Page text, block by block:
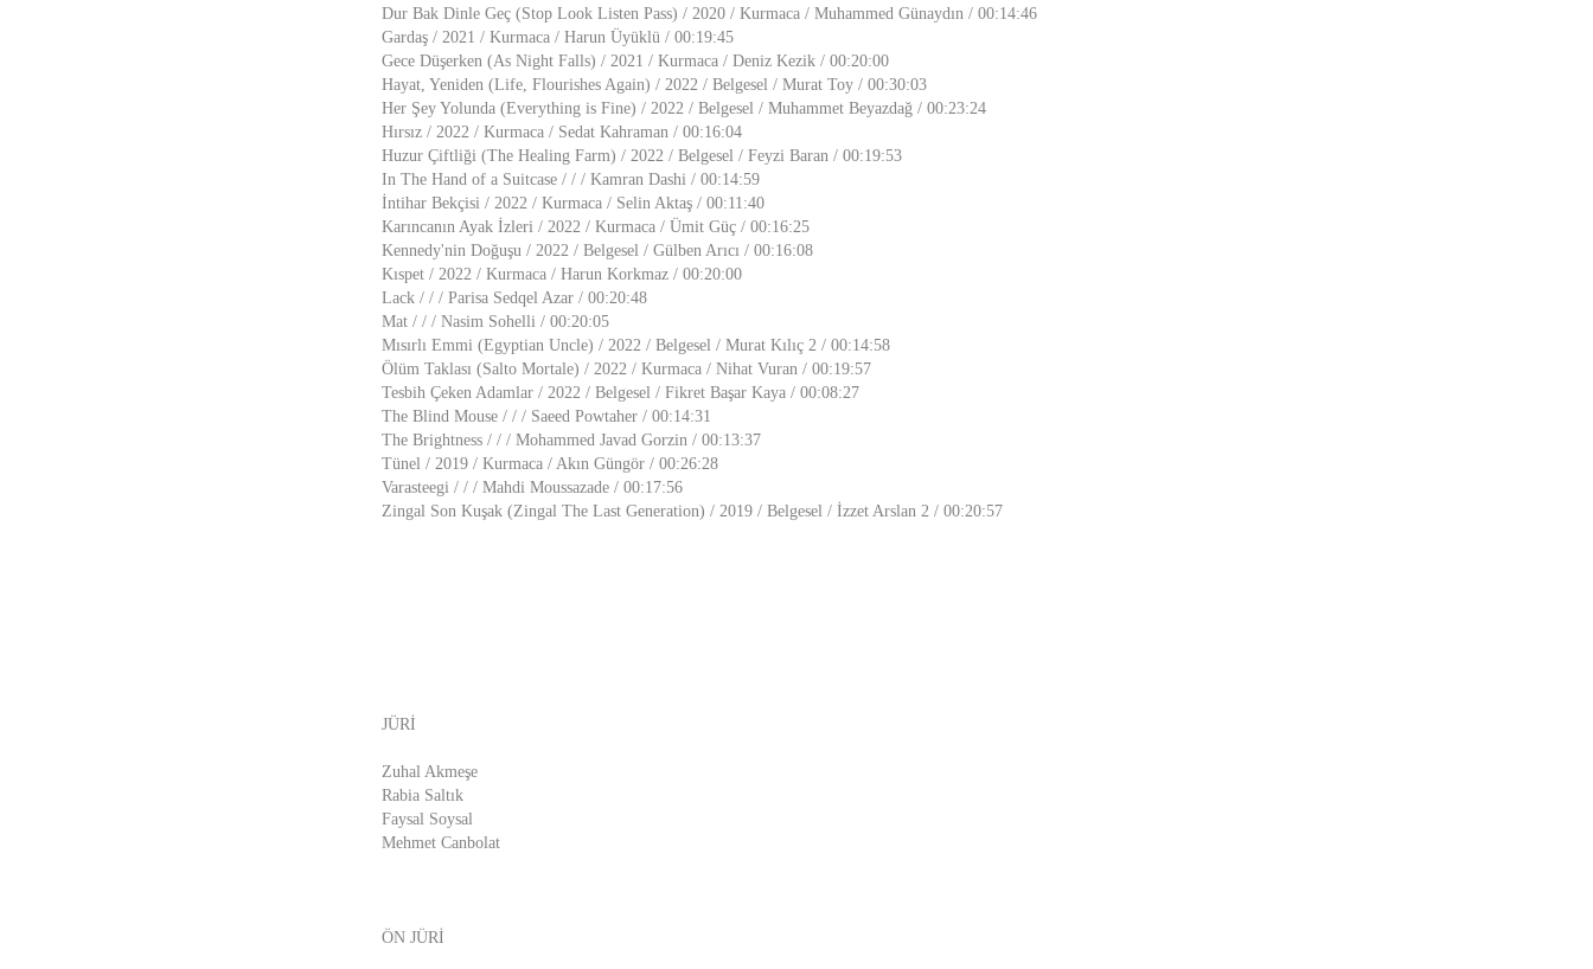
Dur Bak Dinle Geç (Stop Look Listen Pass) / 2020 / Kurmaca / Muhammed Günaydın / 00:14:46
Gardaş / 2021 / Kurmaca / Harun Üyüklü / 00:19:45
Gece Düşerken (As Night Falls) / 2021 / Kurmaca / Deniz Kezik / 00:20:00
Hayat, Yeniden (Life, Flourishes Again) / 2022 / Belgesel / Murat Toy / 00:30:03
Her Şey Yolunda (Everything is Fine) / 2022 / Belgesel / Muhammet Beyazdağ / 00:23:24
Hırsız / 2022 / Kurmaca / Sedat Kahraman / 00:16:04
Huzur Çiftliği (The Healing Farm) / 2022 / Belgesel / Feyzi Baran / 00:19:53
In The Hand of a Suitcase / / / Kamran Dashi / 00:14:59
İntihar Bekçisi / 2022 / Kurmaca / Selin Aktaş / 00:11:40
Karıncanın Ayak İzleri / 2022 / Kurmaca / Ümit Güç / 00:16:25
Kennedy'nin Doğuşu / 2022 / Belgesel / Gülben Arıcı / 00:16:08
Kıspet / 2022 / Kurmaca / Harun Korkmaz / 00:20:00
Lack / / / Parisa Sedqel Azar / 00:20:48
Mat / / / Nasim Sohelli / 00:20:05
Mısırlı Emmi (Egyptian Uncle) / 2022 / Belgesel / Murat Kılıç 2 / 00:14:58
Ölüm Taklası (Salto Mortale) / 2022 / Kurmaca / Nihat Vuran / 00:19:57
Tesbih Çeken Adamlar / 2022 / Belgesel / Fikret Başar Kaya / 00:08:27
The Blind Mouse / / / Saeed Powtaher / 00:14:31
The Brightness / / / Mohammed Javad Gorzin / 00:13:37
Tünel / 2019 / Kurmaca / Akın Güngör / 00:26:28
Varasteegi / / / Mahdi Moussazade / 00:17:56
Zingal Son Kuşak (Zingal The Last Generation) / 2019 / Belgesel / İzzet Arslan 2 / 00:20:57
JÜRİ
Zuhal Akmeşe
Rabia Saltık
Faysal Soysal
Mehmet Canbolat
ÖN JÜRİ